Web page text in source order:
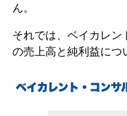
ん。
それでは、ベイカレ
の売上高と純利益につ